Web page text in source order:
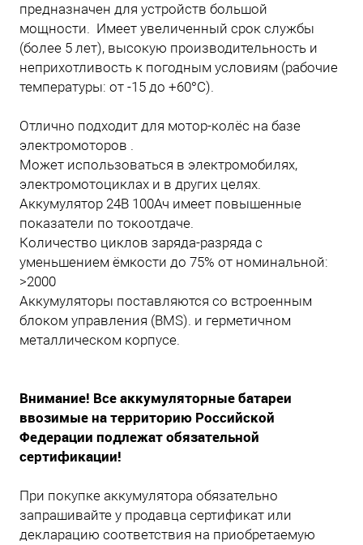
предназначен для устройств большой
мощности. Имеет увеличенный срок службы
(более 5 лет), высокую производительность и
неприхотливость к погодным условиям (рабочие
температуры: от -15 до +60°С).
Отлично подходит для мотор-колёс на базе
электромоторов .
Может использоваться в электромобилях,
электромотоциклах и в других целях.
Аккумулятор 24В 100Ач имеет повышенные
показатели по токоотдаче.
Количество циклов заряда-разряда с
уменьшением ёмкости до 75% от номинальной:
>2000
Аккумуляторы поставляются со встроенным
блоком управления (BMS). и герметичном
металлическом корпусе.
Внимание! Все аккумуляторные батареи
ввозимые на территорию Российской
Федерации подлежат обязательной
сертификации!
При покупке аккумулятора обязательно
запрашивайте у продавца сертификат или
декларацию соответствия на приобретаемую